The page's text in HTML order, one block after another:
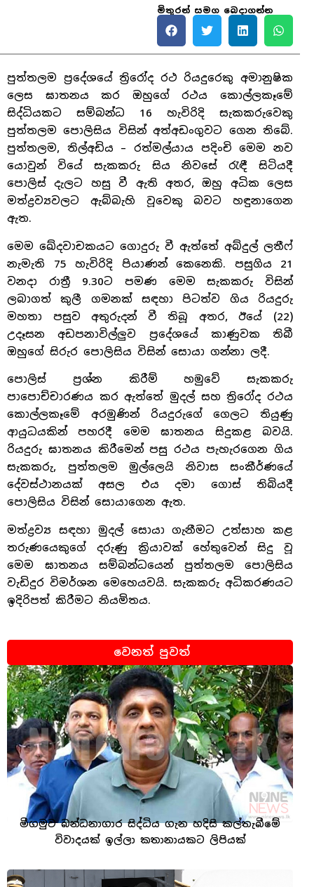
මිතුරන් සමග බෙදාගන්න
පුත්තලම ප්‍රදේශයේ ත්‍රිරෝද රථ රියදුරෙකු අමානුෂික
ලෙස ඝාතනය කර ඔහුගේ රථය කොල්ලකෑමේ
සිද්ධියකට සම්බන්ධ 16 හැවිරිදි සැකකරුවෙකු
පුත්තලම පොලිසිය විසින් අත්අඩංගුවට ගෙන තිබේ.
පුත්තලම, තිල්අඩිය – රත්මල්යාය පදිංචි මෙම නව
යොවුන් වියේ සැකකරු සිය නිවසේ රැඳී සිටියදී
පොලිස් දැලට හසු වී ඇති අතර, ඔහු අධික ලෙස
මත්ද්‍රව්‍යවලට ඇබ්බැහි වූවෙකු බවට හඳුනාගෙන
ඇත.
මෙම ඛේදවාචකයට ගොදුරු වී ඇත්තේ අබ්දුල් ලතීෆ්
නැමැති 75 හැවිරිදි පියාණන් කෙනෙකි. පසුගිය 21
වනදා රාත්‍රී 9.30ට පමණ මෙම සැකකරු විසින්
ලබාගත් කුලී ගමනක් සඳහා පිටත්ව ගිය රියදුරු
මහතා පසුව අතුරුදන් වී තිබූ අතර, ඊයේ (22)
උදෑසන අඩපනාවිල්ලුව ප්‍රදේශයේ කාණුවක තිබී
ඔහුගේ සිරුර පොලිසිය විසින් සොයා ගන්නා ලදී.
පොලිස් ප්‍රශ්න කිරීම් හමුවේ සැකකරු
පාපොච්චාරණය කර ඇත්තේ මුදල් සහ ත්‍රිරෝද රථය
කොල්ලකෑමේ අරමුණින් රියදුරුගේ ගෙලට තියුණු
ආයුධයකින් පහරදී මෙම ඝාතනය සිදුකළ බවයි.
රියදුරු ඝාතනය කිරීමෙන් පසු රථය පැහැරගෙන ගිය
සැකකරු, පුත්තලම මුල්ලෙයි නිවාස සංකීර්ණයේ
දේවස්ථානයක් අසල එය දමා ගොස් තිබියදී
පොලිසිය විසින් සොයාගෙන ඇත.
මත්ද්‍රව්‍ය සඳහා මුදල් සොයා ගැනීමට උත්සාහ කළ
තරුණයෙකුගේ දරුණු ක්‍රියාවක් හේතුවෙන් සිදු වූ
මෙම ඝාතනය සම්බන්ධයෙන් පුත්තලම පොලිසිය
වැඩිදුර විමර්ශන මෙහෙයවයි. සැකකරු අධිකරණයට
ඉදිරිපත් කිරීමට නියමිතය.
වෙනත් පුවත්
මීගමුව බන්ධනාගාර සිද්ධිය ගැන හදිසි කල්තැබීමේ
විවාදයක් ඉල්ලා කතානායකට ලිපියක්